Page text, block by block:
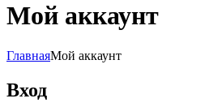
Мой аккаунт
ГлавнаяМой аккаунт
Вход